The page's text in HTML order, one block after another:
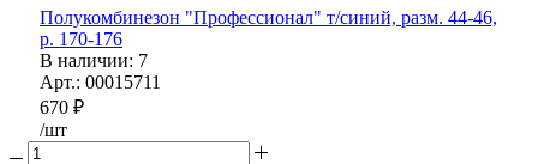
Полукомбинезон "Профессионал" т/синий, разм. 44-46,
р. 170-176
В наличии: 7
Арт.: 00015711
670 ₽
/шт